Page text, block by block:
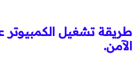
طريقة تشغيل الكمبيوتر
الآمن.